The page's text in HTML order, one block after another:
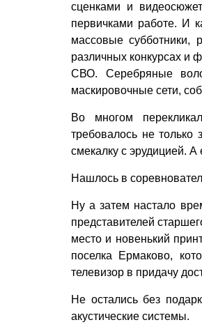
сценками и
первичками работе. И
массовые субботники,
различных конкурсах и
СВО. Серебряные
маскировочные сети,
Во многом
требовалось не только
смекалку с эрудицией.
Нашлось в
Ну а затем настало
представителей
место и новенький
поселка Ермаково,
телевизор в придачу
Не остались без
акустические системы.